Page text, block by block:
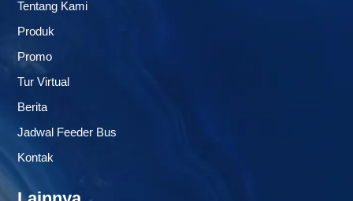
Tentang Kami
Produk
Promo
Tur Virtual
Berita
Jadwal Feeder Bus
Kontak